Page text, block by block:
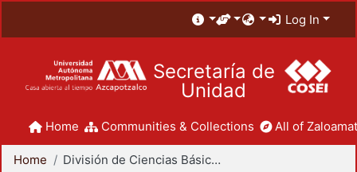
Log In
Secretaría de
Unidad
Home Communities & Collections All of
Home División de Ciencias Básicas e Ingeniería